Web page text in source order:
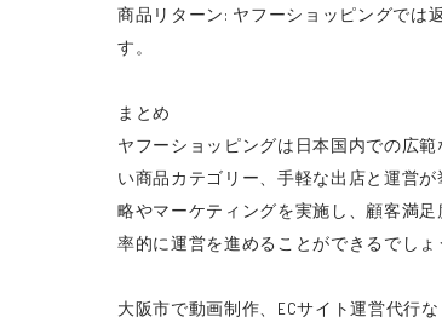
商品リターン: ヤフーショッピングでは
す。
まとめ
ヤフーショッピングは日本国内での広
い商品カテゴリー、手軽な出店と運営
略やマーケティングを実施し、顧客満
率的に運営を進めることができるでしょ
大阪市で動画制作、ECサイト運営代行な